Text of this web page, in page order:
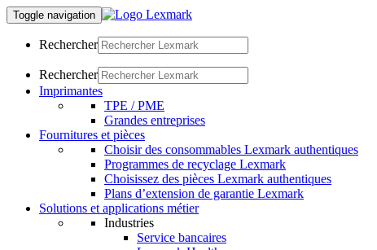
Toggle navigation
Rechercher
Rechercher
Imprimantes
TPE / PME
Grandes entreprises
Fournitures et pièces
Choisir des consommables Lexmark authentiques
Programmes de recyclage Lexmark
Choisissez des pièces Lexmark authentiques
Plans d’extension de garantie Lexmark
Solutions et applications métier
Industries
Service bancaires